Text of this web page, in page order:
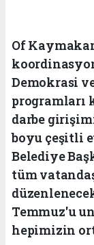
Of
Demokrasi
programları
darbe
boyu çeşitli
Belediye
tüm
Temmuz'u
hepimizin